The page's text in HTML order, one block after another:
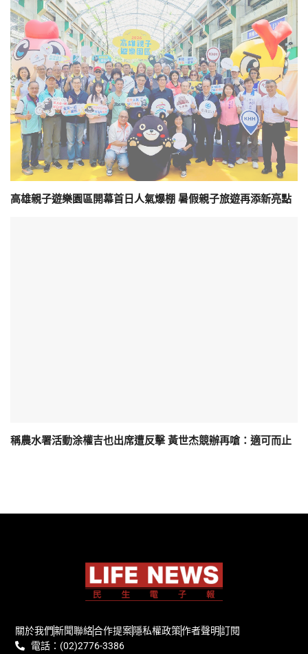
高雄親子遊樂園區開幕首日人氣爆棚 暑假親子旅遊再添新亮點
稱農水署活動涂權吉也出席遭反擊 黃世杰競辦再嗆：適可而止
關於我們新聞聯絡合作提案隱私權政策作者聲明訂閱
電話：(02)2776-3386